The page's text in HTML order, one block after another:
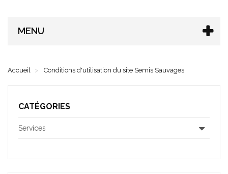
MENU
Accueil Conditions d'utilisation du site Semis Sauvages
CATÉGORIES
Services